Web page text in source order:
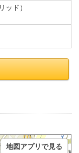
ッド）
地図アプリで見る